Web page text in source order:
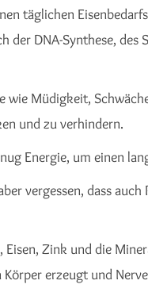
täglichen
DNA-Synthese,
Müdigkeit,
und zu verhindern.
Energie, um einen
vergessen, dass
Zink und die
erzeugt und